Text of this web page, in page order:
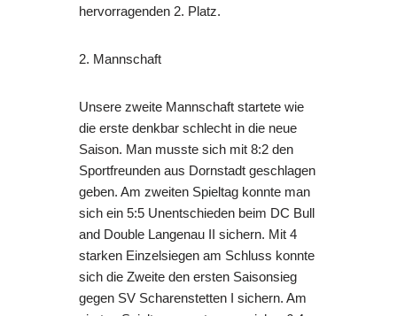
hervorragenden 2. Platz.
2. Mannschaft
Unsere zweite Mannschaft startete wie
die erste denkbar schlecht in die neue
Saison. Man musste sich mit 8:2 den
Sportfreunden aus Dornstadt geschlagen
geben. Am zweiten Spieltag konnte man
sich ein 5:5 Unentschieden beim DC Bull
and Double Langenau II sichern. Mit 4
starken Einzelsiegen am Schluss konnte
sich die Zweite den ersten Saisonsieg
gegen SV Scharenstetten I sichern. Am